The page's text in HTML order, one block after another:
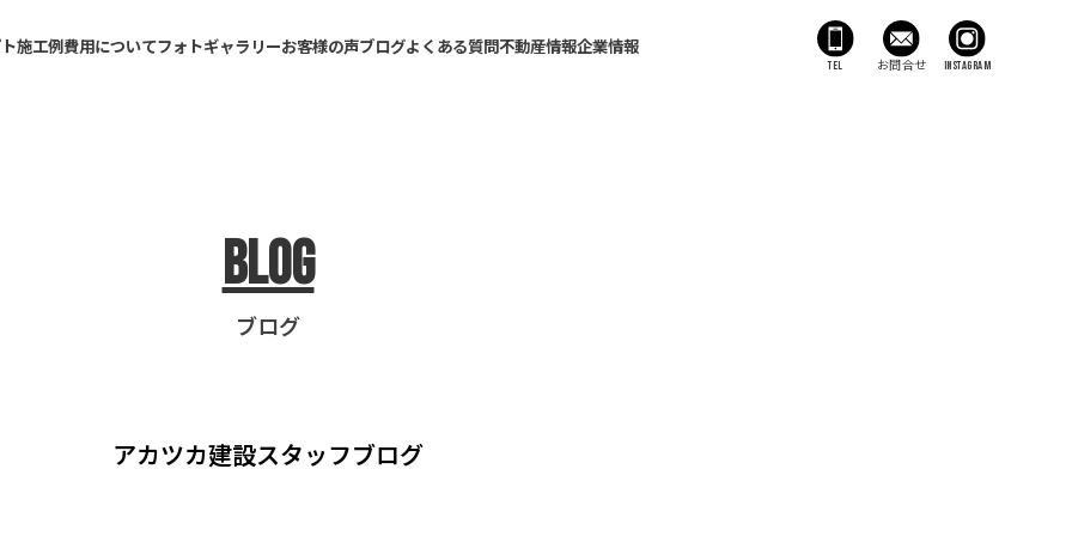
施工例費用についてフォトギャラリーお客様の声ブログよくある質問不動産情報企業情報
TEL お問合せ Instagram
Blog
ブログ
アカツカ建設スタッフブログ